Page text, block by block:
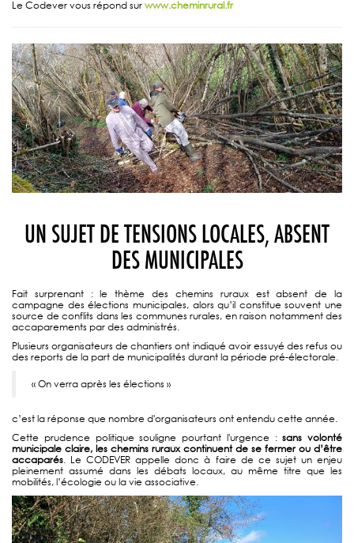
Le Codever vous répond surwww.cheminrural.fr
UN SUJET DE TENSIONS LOCALES, ABSENT
DES MUNICIPALES
Fait surprenant : le thème des chemins ruraux est absent de la
campagne des élections municipales, alors qu’il constitue souvent une
source de conflits dans les communes rurales, en raison notamment des
accaparements par des administrés.
Plusieurs organisateurs de chantiers ont indiqué avoir essuyé des refus ou
des reports de la part de municipalités durant la période pré-électorale.
« On verra après les élections »
c’est la réponse que nombre d'organisateurs ont entendu cette année.
Cette prudence politique souligne pourtant l'urgence :sans volonté
municipale claire, les chemins ruraux continuent de se fermer ou d’être
accaparés. Le CODEVER appelle donc à faire de ce sujet un enjeu
pleinement assumé dans les débats locaux, au même titre que les
mobilités, l’écologie ou la vie associative.